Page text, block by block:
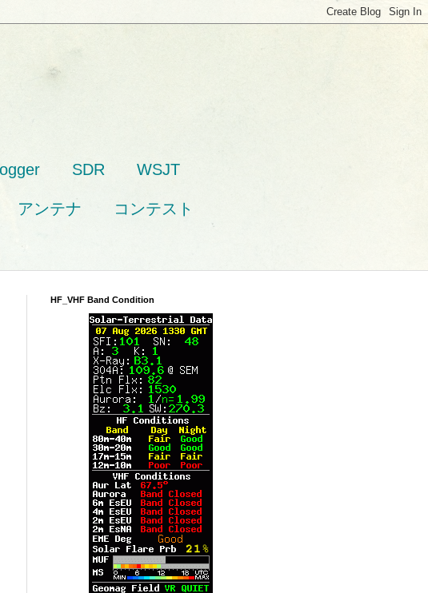
SDR WSJT
アンテナ コンテスト
HF_VHF Band Condition